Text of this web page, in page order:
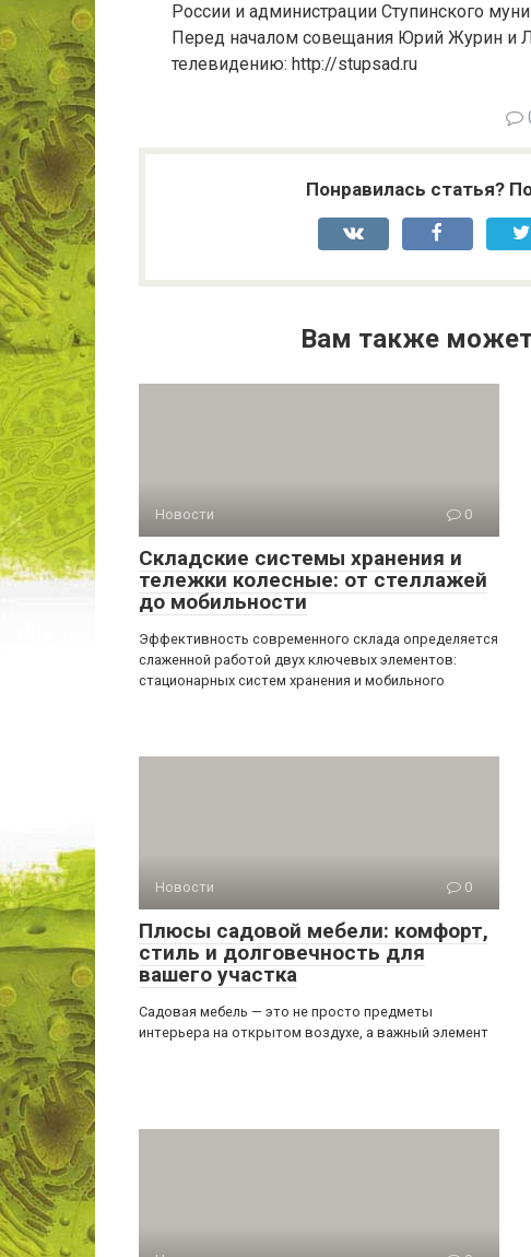
России и администрации Ступинского
Перед началом совещания Юрий Журин и
телевидению: http://stupsad.ru
Понравилась статья?
Вам также
Новости 0
Складские системы хранения и
тележки колесные: от стеллажей
до мобильности
Эффективность современного склада определяется
слаженной работой двух ключевых элементов:
стационарных систем хранения и мобильного
Новости 0
Плюсы садовой мебели: комфорт,
стиль и долговечность для
вашего участка
Садовая мебель — это не просто предметы
интерьера на открытом воздухе, а важный элемент